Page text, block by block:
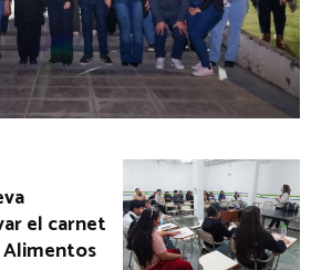
el carnet
Alimentos